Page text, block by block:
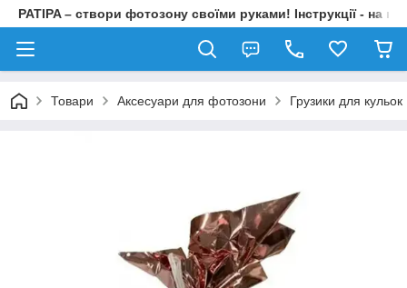
PATIPA – створи фотозону своїми руками! Інструкції - на
Товари Аксесуари для фотозони Грузики для кульок